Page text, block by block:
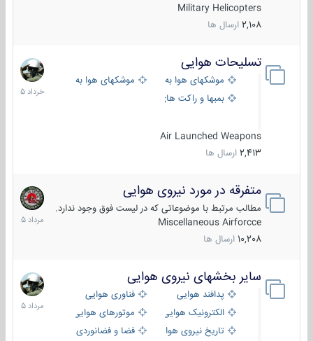
Military Helicopters
2,108 ارسال ها
تسلیحات هوایی
موشکهای هوا به هوا
موشکهای هوا به سطح
بمبها و راکت های هوایی
Air Launched Weapons
2,413 ارسال ها
30
خرداد
1405
متفرقه در مورد نیروی هوایی
مطالب مرتبط با موضوعاتی که در لیست فوق وجود ندارد.
Miscellaneous Airforcce
10,208 ارسال ها
7
مرداد
1405
سایر بخشهای نیروی هوایی
پدافند هوایی
فناوری هوایی
الکترونیک هوایی
موتورهای هوایی
تاریخ نیروی هوایی
فضا و فضانوردی
2
مرداد
1405